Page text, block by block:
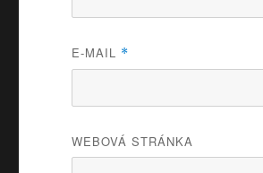
E-MAIL *
WEBOVÁ STRÁNKA